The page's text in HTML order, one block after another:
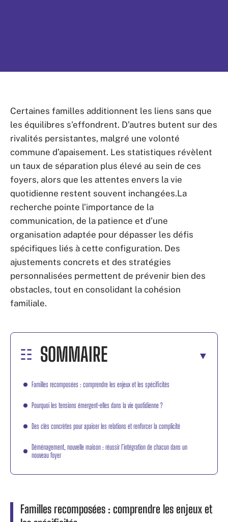
Certaines familles additionnent les liens sans que
les équilibres s’effondrent. D’autres butent sur des
rivalités persistantes, malgré une volonté
commune d’apaisement. Les statistiques révèlent
un taux de séparation plus élevé au sein de ces
foyers, alors que les attentes envers la vie
quotidienne restent souvent inchangées.La
recherche pointe l’importance de la
communication, de la patience et d’une
organisation adaptée pour dépasser les défis
spécifiques liés à cette configuration. Des
ajustements concrets et des stratégies
personnalisées permettent de prévenir bien des
obstacles, tout en consolidant la cohésion
familiale.
SOMMAIRE
Familles recomposées : comprendre les enjeux et les spécificités
Pourquoi les tensions émergent-elles dans la vie quotidienne ?
Des clés concrètes pour apaiser les relations et renforcer la complicité
Déménagement, nouvelle maison : réussir l’intégration de chacun dans un
nouveau foyer
Familles recomposées : comprendre les enjeux et